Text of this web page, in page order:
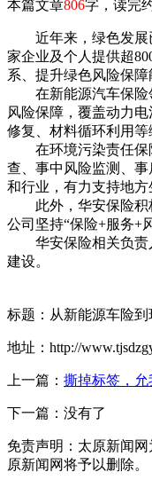
本篇文章806字，读完
近年来，绿色发
家企业及个人提供超
系、提升绿色风险保障
在新能源汽车保
风险保障，覆盖动力
修复、材料循环利用
在环境污染责任
查、事中风险监测、
和行业，有力支持地方
此外，华安保险
公司坚持“保险+服务+
华安保险相关负
建设。
标题：从新能源车险
地址：http://
上一篇： 撕掉标签，允
下一篇：没有了
免责声明：太原新闻
原新闻网将予以删除。